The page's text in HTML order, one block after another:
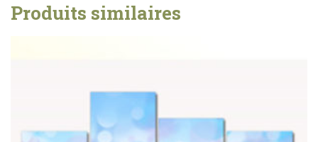
Produits similaires